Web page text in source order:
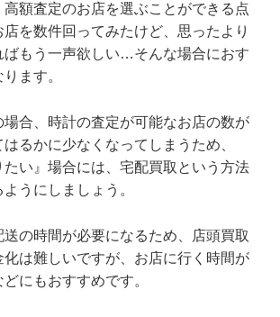
高額査定のお店を選ぶことができる点
を数件回ってみたけど、思ったより
ばもう一声欲しい…そんな場合におす
ます。
合、時計の査定が可能なお店の数が
るかに少なくなってしまうため、
たい』場合には、宅配買取という方法
うにしましょう。
の時間が必要になるため、店頭買取
は難しいですが、お店に行く時間が
にもおすすめです。